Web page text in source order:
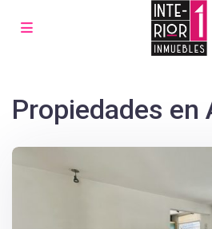
Propiedades en